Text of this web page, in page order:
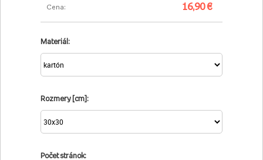
Cena: 16,90 €
Materiál:
Rozmery [cm]:
Počet stránok: